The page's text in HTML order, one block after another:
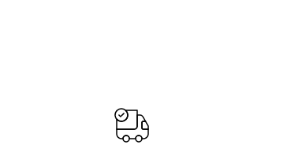
Ürün fiyatı diğer sitelerden daha pahalı.
Bu ürüne benzer farklı alternatifler olmalı.